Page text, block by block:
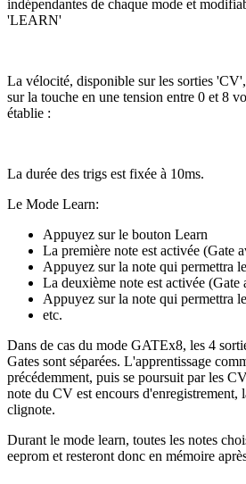
indépendantes de chaque mode et
'LEARN'
La vélocité, disponible sur les sorties
sur la touche en une tension entre 0 et 8
établie :
La durée des trigs est fixée à 10ms.
Le Mode Learn:
Appuyez sur le bouton Learn
La première note est activée (Gate
Appuyez sur la note qui permettra
La deuxième note est activée
Appuyez sur la note qui permettra
etc.
Dans de cas du mode GATEx8, les 4
Gates sont séparées. L'apprentissage
précédemment, puis se poursuit par les
note du CV est encours d'enregistrement,
clignote.
Durant le mode learn, toutes les notes
eeprom et resteront donc en mémoire